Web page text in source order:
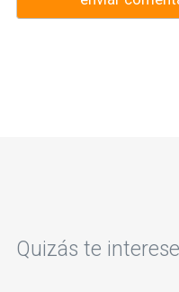
Quizás te